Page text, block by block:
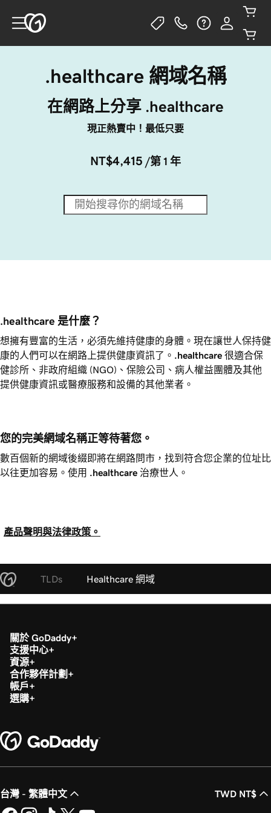
.healthcare 網域名稱
在網路上分享 .healthcare
現正熱賣中！最低只要
NT$4,415 /第 1 年
.healthcare 是什麼？
想擁有豐富的生活，必須先維持健康的身體。現在讓世人保持健
康的人們可以在網路上提供健康資訊了。 .healthcare 很適合保
健診所、非政府組織 (NGO)、保險公司、病人權益團體及其他
提供健康資訊或醫療服務和設備的其他業者。
您的完美網域名稱正等待著您。
數百個新的網域後綴即將在網路問市，找到符合您企業的位址比
以往更加容易。使用 .healthcare 治療世人。
產品聲明與法律政策。
TLDs Healthcare 網域
關於 GoDaddy
支援中心
資源
合作夥伴計劃
帳戶
選購
台灣 - 繁體中文 TWD NT$